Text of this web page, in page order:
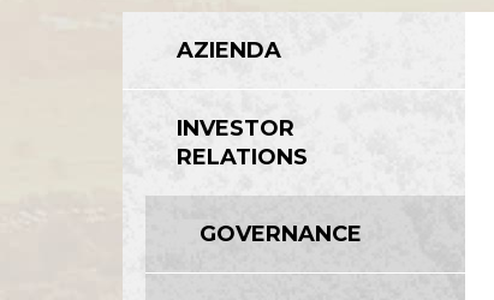
AZIENDA
Management
Azionisti
AZIENDA
INVESTOR
RELATIONS
GOVERNANCE